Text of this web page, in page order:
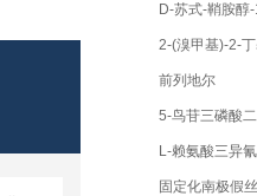
D-苏式-鞘胺醇
2-(溴甲基)-2-
前列地尔
5-鸟苷三磷酸
L-赖氨酸三异
固定化南极假